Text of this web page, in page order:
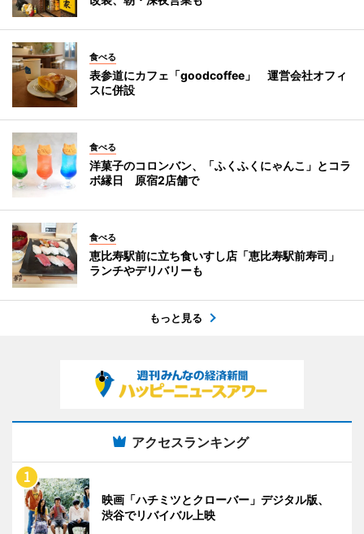
食べる
表参道にカフェ「goodcoffee」 運営会社オフィ
スに併設
食べる
洋菓子のコロンバン、「ふくふくにゃんこ」とコラ
ボ縁日 原宿2店舗で
食べる
恵比寿駅前に立ち食いすし店「恵比寿駅前寿司」
ランチやデリバリーも
もっと見る
アクセスランキング
映画「ハチミツとクローバー」デジタル版、
渋谷でリバイバル上映